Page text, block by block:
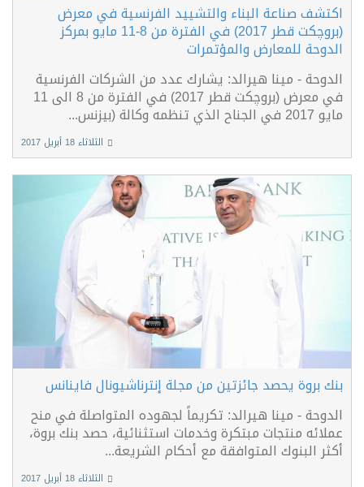
اكتشف صناعة البناء والتشييد الفرنسية في معرض
(بروچكت قطر 2017) في الفترة من 8-11 مايو بمركز
الدوحة للمعارض والمؤتمرات
الدوحة - مينا هيرالد: يشارك عدد من الشركات الفرنسية
في معرض (بروچكت قطر 2017) في الفترة من 8 الى 11
مايو 2017 في الجناح الذي تنظمه وكالة (بيزنس...
الثلاثاء 18 أبريل 2017
بنك بروة يحصد جائزتين من مجلة إنترناشيونال فاينانس
الدوحة - مينا هيرالد: تكريماً لجهوده المتواصلة في منح
عملائه منتجات مبتكرة وخدمات استثنائية، حصد بنك بروة،
أكثر البنوك المتوافقة مع أحكام الشريعة...
الثلاثاء 18 أبريل 2017